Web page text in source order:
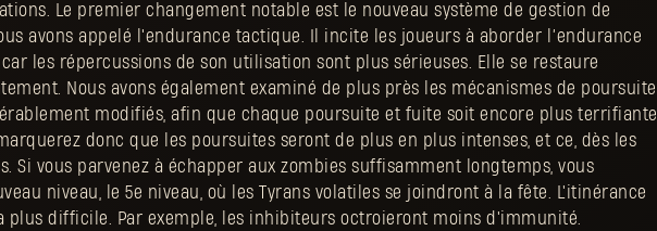
Le premier changement notable est le nouveau système de gestion de
avons appelé l'endurance tactique. Il incite les joueurs à aborder l’endurance
les répercussions de son utilisation sont plus sérieuses. Elle se restaure
Nous avons également examiné de plus près les mécanismes de poursuite
modifiés, afin que chaque poursuite et fuite soit encore plus terrifiante
donc que les poursuites seront de plus en plus intenses, et ce, dès les
Si vous parvenez à échapper aux zombies suffisamment longtemps, vous
niveau, le 5e niveau, où les Tyrans volatiles se joindront à la fête. L'itinérance
plus difficile. Par exemple, les inhibiteurs octroieront moins d'immunité.